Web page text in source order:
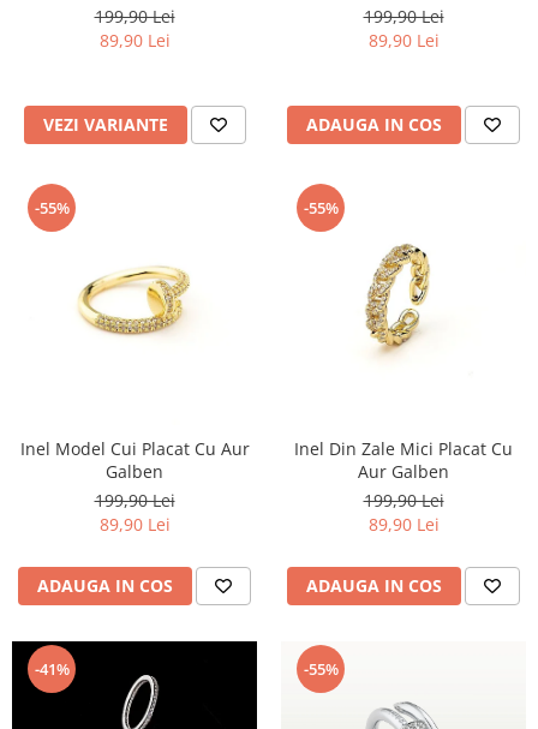
199,90 Lei
89,90 Lei
VEZI VARIANTE
199,90 Lei
89,90 Lei
ADAUGA IN COS
-55%
Inel Model Cui Placat Cu Aur
Galben
199,90 Lei
89,90 Lei
ADAUGA IN COS
-55%
Inel Din Zale Mici Placat Cu
Aur Galben
199,90 Lei
89,90 Lei
ADAUGA IN COS
-41% -55%